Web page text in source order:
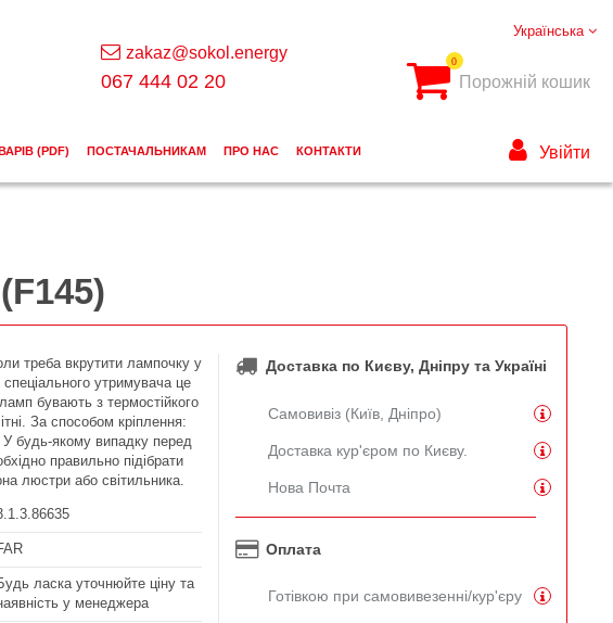
треба вкрутити лампочку у
утримувача це
бувають з термостійкого
За способом кріплення:
У будь-якому випадку перед
правильно підібрати
люстри або світильника.
ласка уточнюйте ціну та
у менеджера
Доставка по Києву, Дніпру та Україні
Самовивіз (Київ, Дніпро)
Доставка кур'єром по Києву.
Нова Почта
Оплата
Готівкою при самовивезенні/кур'єру
Українська
zakaz@sokol.energy
067 444 02 20
0
Порожній кошик
(PDF) ПОСТАЧАЛЬНИКАМ ПРО НАС КОНТАКТИ Увійти